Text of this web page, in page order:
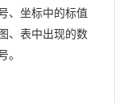
、坐标中的标值
、表中出现的数
。